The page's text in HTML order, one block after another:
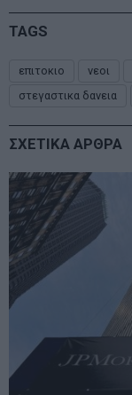
TAGS
επιτοκιο νεοι
στεγαστικα δανεια
ΣΧΕΤΙΚΑ ΑΡΘΡΑ